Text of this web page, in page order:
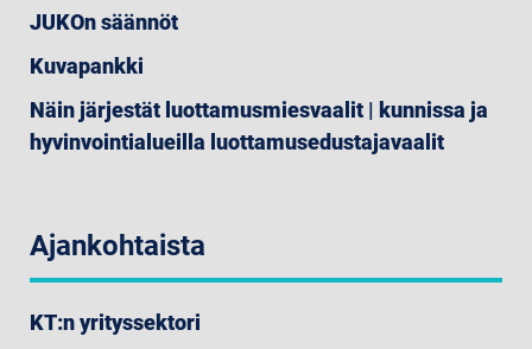
JUKOn säännöt
Kuvapankki
Näin järjestät luottamusmiesvaalit | kunnissa ja
hyvinvointialueilla luottamusedustajavaalit
Ajankohtaista
KT:n yrityssektori